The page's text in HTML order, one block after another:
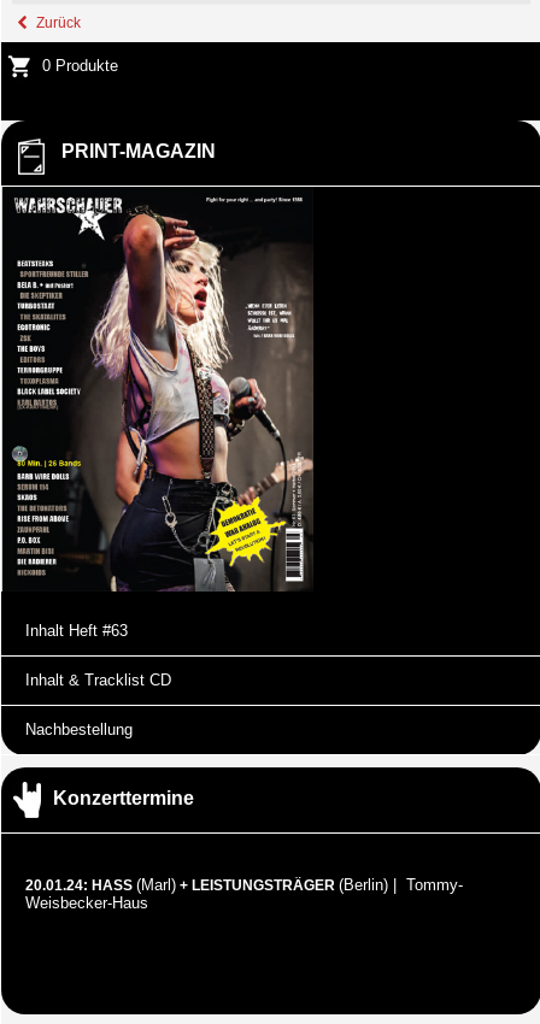
Zurück
0 Produkte
PRINT-MAGAZIN
Inhalt Heft #63
Inhalt & Tracklist CD
Nachbestellung
Konzerttermine
20.01.24: HASS (Marl) + LEISTUNGSTRÄGER (Berlin) | Tommy-
Weisbecker-Haus